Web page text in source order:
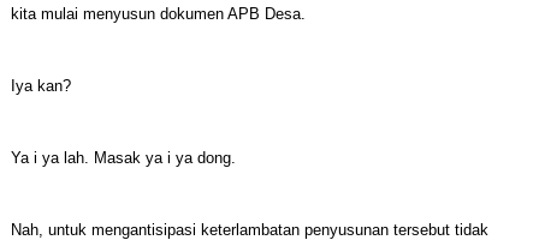
kita mulai menyusun dokumen APB Desa.
Iya kan?
Ya i ya lah. Masak ya i ya dong.
Nah, untuk mengantisipasi keterlambatan penyusunan tersebut tidak